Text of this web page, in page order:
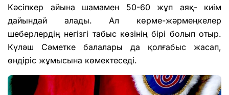
Кәсіпкер айына шамамен 50-60 жұп аяқ- киім
дайындай алады. Ал көрме-жәрмеңкелер
шеберлердің негізгі табыс көзінің бірі болып отыр.
Күләш Сәметке балалары да қолғабыс жасап,
өндіріс жұмысына көмектеседі.